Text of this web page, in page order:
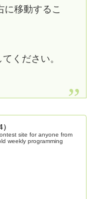
に移動するこ
ください。
site for anyone from
weekly programming